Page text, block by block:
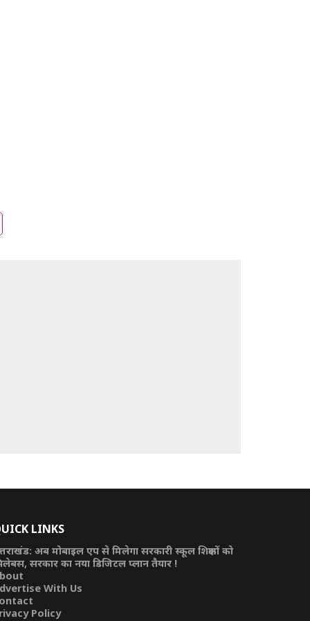
LINKS
अब मोबाइल एप से मिलेगा सरकारी स्कूल शिक्षकों को
सरकार का नया डिजिटल प्लान तैयार !
With Us
Policy